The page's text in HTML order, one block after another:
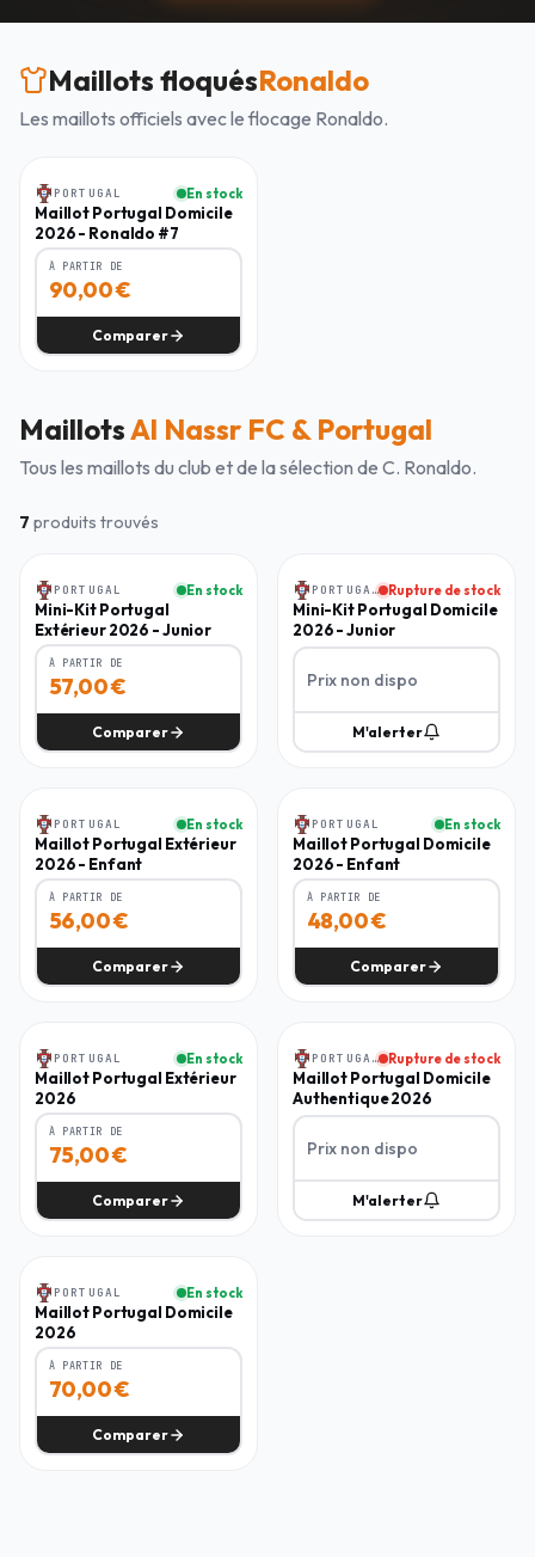
Maillots floquésRonaldo
Les maillots officiels avec le flocage Ronaldo.
-25 %
PORTUGAL En stock
Maillot Portugal Domicile
2026 - Ronaldo #7
À PARTIR DE
90,00€
Comparer
MaillotsAl Nassr FC & Portugal
Tous les maillots du club et de la sélection de C. Ronaldo.
7 produits trouvés
-25 %
PORTUGAL En stock
Mini-Kit Portugal
Extérieur 2026 - Junior
À PARTIR DE
57,00€
Comparer
PORTUGAL Rupture de stock
Mini-Kit Portugal Domicile
2026 - Junior
Prix non dispo
M'alerter
-30 %
PORTUGAL En stock
Maillot Portugal Extérieur
2026 - Enfant
À PARTIR DE
56,00€
Comparer
-40 %
PORTUGAL En stock
Maillot Portugal Domicile
2026 - Enfant
À PARTIR DE
48,00€
Comparer
-25 %
PORTUGAL En stock
Maillot Portugal Extérieur
2026
À PARTIR DE
75,00€
Comparer
PORTUGAL Rupture de stock
Maillot Portugal Domicile
Authentique 2026
Prix non dispo
M'alerter
-30 %
PORTUGAL En stock
Maillot Portugal Domicile
2026
À PARTIR DE
70,00€
Comparer